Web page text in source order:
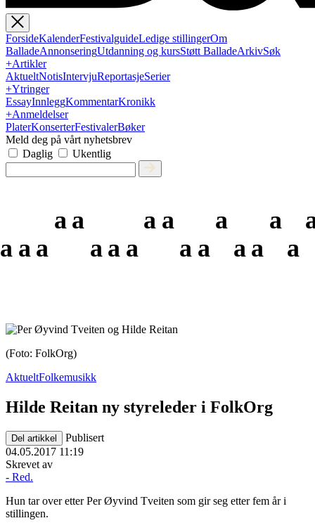
ForsideKalenderFestivalguideLedige stillingerOm
BalladeAnnonseringUtdanning og kursStøtt BalladeArkivSøk
+Artikler
AktueltNotisIntervjuReportasjeSerier
+Ytringer
EssayInnleggKommentarKronikk
+Anmeldelser
PlaterKonserterFestivalerBøker
Meld deg på vårt nyhetsbrev
Daglig
Ukentlig
a
a
(Foto: FolkOrg)
AktueltFolkemusikk
Hilde Reitan ny styreleder i FolkOrg
Del artikkel
Publisert
04.05.2017 11:19
Skrevet av
- Red.
Hun tar over etter Per Øyvind Tveiten som gir seg etter fem år i
stillingen.